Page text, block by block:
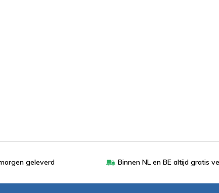
geleverd Binnen NL en BE altijd gratis